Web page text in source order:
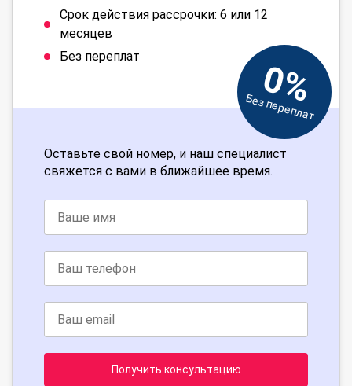
Срок действия рассрочки: 6 или 12
месяцев
Без переплат
0%
Без переплат
Оставьте свой номер, и наш специалист
свяжется с вами в ближайшее время.
Получить консультацию